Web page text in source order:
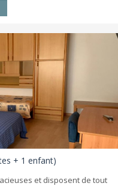
+ 1 enfant)
et disposent de tout